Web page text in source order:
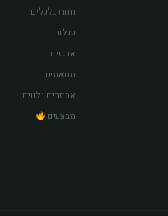
חנות גלגלים
עגלות
ארגזים
מתאמים
אביזרים נלווים
מבצעים